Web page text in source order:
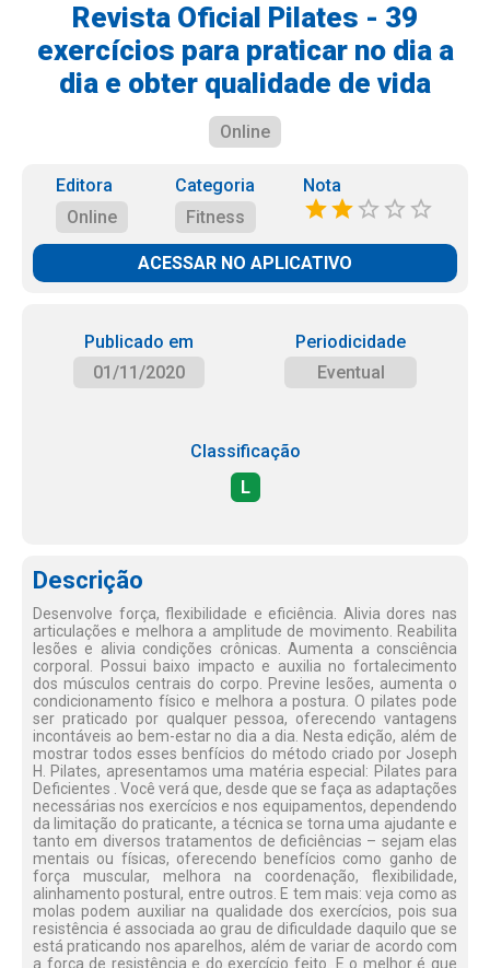
Revista Oficial Pilates - 39
exercícios para praticar no dia a
dia e obter qualidade de vida
Online
Editora
Online
Categoria
Fitness
Nota
ACESSAR NO APLICATIVO
Publicado em
01/11/2020
Periodicidade
Eventual
Classificação
L
Descrição
Desenvolve força, flexibilidade e eficiência. Alivia dores nas
articulações e melhora a amplitude de movimento. Reabilita
lesões e alivia condições crônicas. Aumenta a consciência
corporal. Possui baixo impacto e auxilia no fortalecimento
dos músculos centrais do corpo. Previne lesões, aumenta o
condicionamento físico e melhora a postura. O pilates pode
ser praticado por qualquer pessoa, oferecendo vantagens
incontáveis ao bem-estar no dia a dia. Nesta edição, além de
mostrar todos esses benfícios do método criado por Joseph
H. Pilates, apresentamos uma matéria especial: Pilates para
Deficientes . Você verá que, desde que se faça as adaptações
necessárias nos exercícios e nos equipamentos, dependendo
da limitação do praticante, a técnica se torna uma ajudante e
tanto em diversos tratamentos de deficiências – sejam elas
mentais ou físicas, oferecendo benefícios como ganho de
força muscular, melhora na coordenação, flexibilidade,
alinhamento postural, entre outros. E tem mais: veja como as
molas podem auxiliar na qualidade dos exercícios, pois sua
resistência é associada ao grau de dificuldade daquilo que se
está praticando nos aparelhos, além de variar de acordo com
a força de resistência e do exercício feito. E o melhor é que